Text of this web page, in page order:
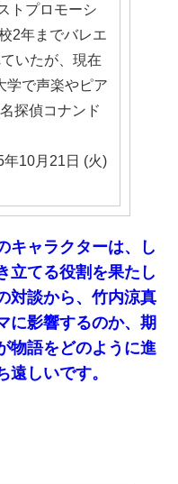
トプロモーシ
2年までバレエ
いたが、現在
学で声楽やピア
探偵コナンド
年10月21日 (火)
キャラクターは、し
立てる役割を果たし
対談から、竹内涼真
に影響するのか、期
物語をどのように進
遠しいです。